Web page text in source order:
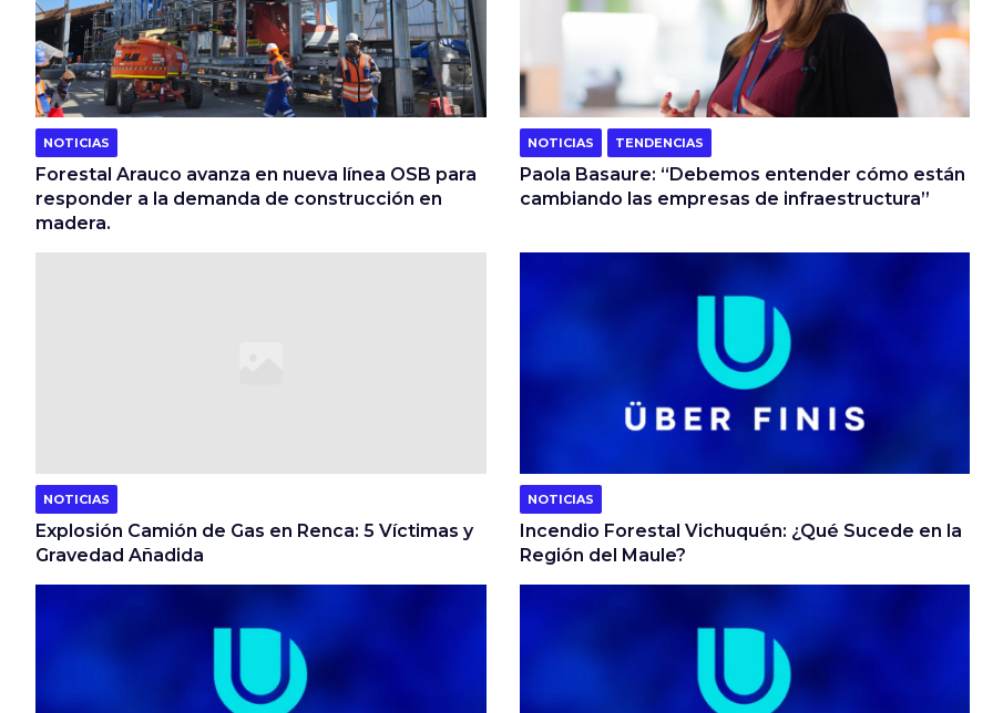
NOTICIAS
Forestal Arauco avanza en nueva línea OSB para
responder a la demanda de construcción en
madera.
NOTICIAS TENDENCIAS
Paola Basaure: “Debemos entender cómo están
cambiando las empresas de infraestructura”
NOTICIAS
Explosión Camión de Gas en Renca: 5 Víctimas y
Gravedad Añadida
NOTICIAS
Incendio Forestal Vichuquén: ¿Qué Sucede en la
Región del Maule?